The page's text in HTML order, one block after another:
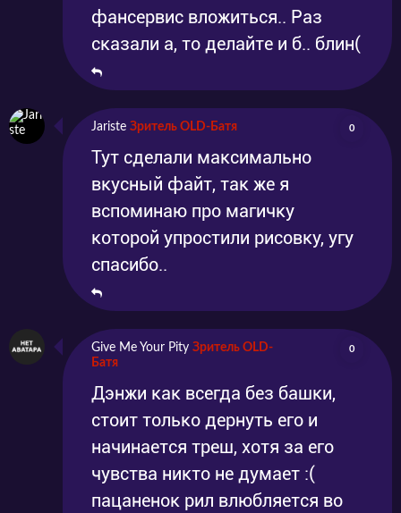
фансервис вложиться.. Раз
сказали а, то делайте и б.. блин(
Jariste Зритель OLD-Батя 0
Тут сделали максимально
вкусный файт, так же я
вспоминаю про магичку
которой упростили рисовку, угу
спасибо..
Give Me Your Pity Зритель OLD-
Батя
0
Дэнжи как всегда без башки,
стоит только дернуть его и
начинается треш, хотя за его
чувства никто не думает :(
пацаненок рил влюбляется во